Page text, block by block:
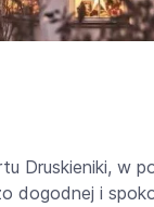
Druskieniki, w
dogodnej i